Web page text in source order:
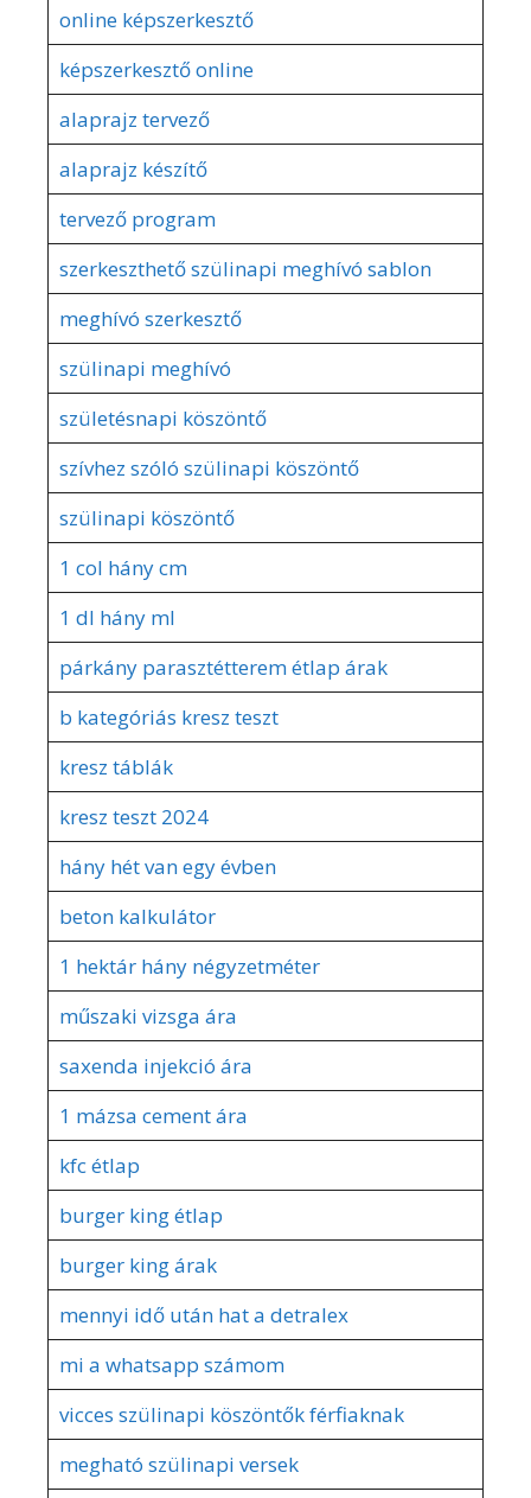
online képszerkesztő
képszerkesztő online
alaprajz tervező
alaprajz készítő
tervező program
szerkeszthető szülinapi meghívó sablon
meghívó szerkesztő
szülinapi meghívó
születésnapi köszöntő
szívhez szóló szülinapi köszöntő
szülinapi köszöntő
1 col hány cm
1 dl hány ml
párkány parasztétterem étlap árak
b kategóriás kresz teszt
kresz táblák
kresz teszt 2024
hány hét van egy évben
beton kalkulátor
1 hektár hány négyzetméter
műszaki vizsga ára
saxenda injekció ára
1 mázsa cement ára
kfc étlap
burger king étlap
burger king árak
mennyi idő után hat a detralex
mi a whatsapp számom
vicces szülinapi köszöntők férfiaknak
megható szülinapi versek